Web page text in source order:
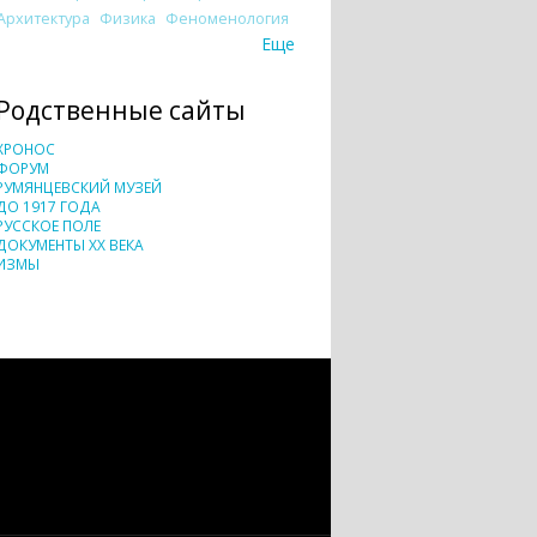
Физика Феноменология
Еще
сайты
МУЗЕЙ
1917 ГОДА
ПОЛЕ
XX ВЕКА